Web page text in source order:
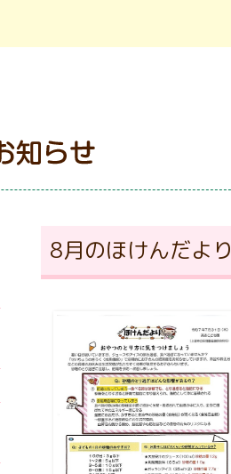
8月のほけんだより